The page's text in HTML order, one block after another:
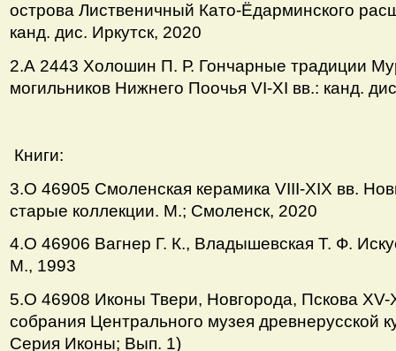
острова Лиственичный Като-Ёдарминского
канд. дис. Иркутск, 2020
2.А 2443 Холошин П. Р. Гончарные традиции
могильников Нижнего Поочья VI-ХI вв.: канд.
Книги:
3.О 46905 Смоленская керамика VIII-ХIХ вв.
старые коллекции. М.; Смоленск, 2020
4.О 46906 Вагнер Г. К., Владышевская Т. Ф.
М., 1993
5.О 46908 Иконы Твери, Новгорода, Пскова ХV-
собрания Центрального музея древнерусской
Серия Иконы; Вып. 1)